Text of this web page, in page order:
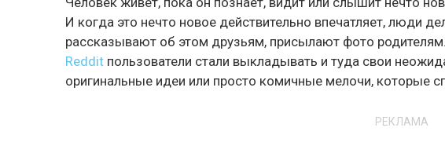
И когда это нечто новое действительно впечатляет, люди
рассказывают об этом друзьям, присылают фото
Reddit пользователи стали выкладывать и туда свои
оригинальные идеи или просто комичные мелочи, которые
РЕКЛАМА